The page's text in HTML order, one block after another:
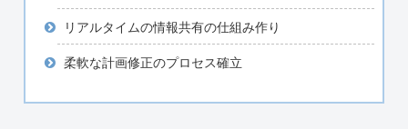
リアルタイムの情報共有の仕組み作り
柔軟な計画修正のプロセス確立